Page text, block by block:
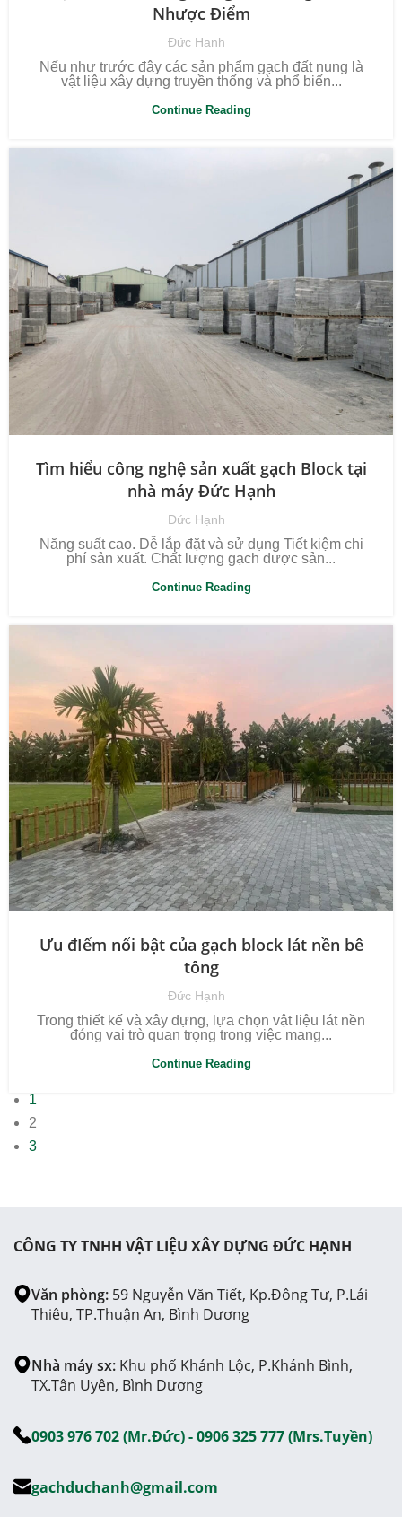
Nhược Điểm
Đức Hạnh
Nếu như trước đây các sản phẩm gạch đất nung là
vật liệu xây dựng truyền thống và phổ biến...
Continue Reading
Tìm hiểu công nghệ sản xuất gạch Block tại
nhà máy Đức Hạnh
Đức Hạnh
Năng suất cao. Dễ lắp đặt và sử dụng Tiết kiệm chi
phí sản xuất. Chất lượng gạch được sản...
Continue Reading
Ưu đIểm nổi bật của gạch block lát nền bê
tông
Đức Hạnh
Trong thiết kế và xây dựng, lựa chọn vật liệu lát nền
đóng vai trò quan trọng trong việc mang...
Continue Reading
1
2
3
CÔNG TY TNHH VẬT LIỆU XÂY DỰNG ĐỨC HẠNH
Văn phòng: 59 Nguyễn Văn Tiết, Kp.Đông Tư, P.Lái
Thiêu, TP.Thuận An, Bình Dương
Nhà máy sx: Khu phố Khánh Lộc, P.Khánh Bình,
TX.Tân Uyên, Bình Dương
0903 976 702 (Mr.Đức) - 0906 325 777 (Mrs.Tuyền)
gachduchanh@gmail.com